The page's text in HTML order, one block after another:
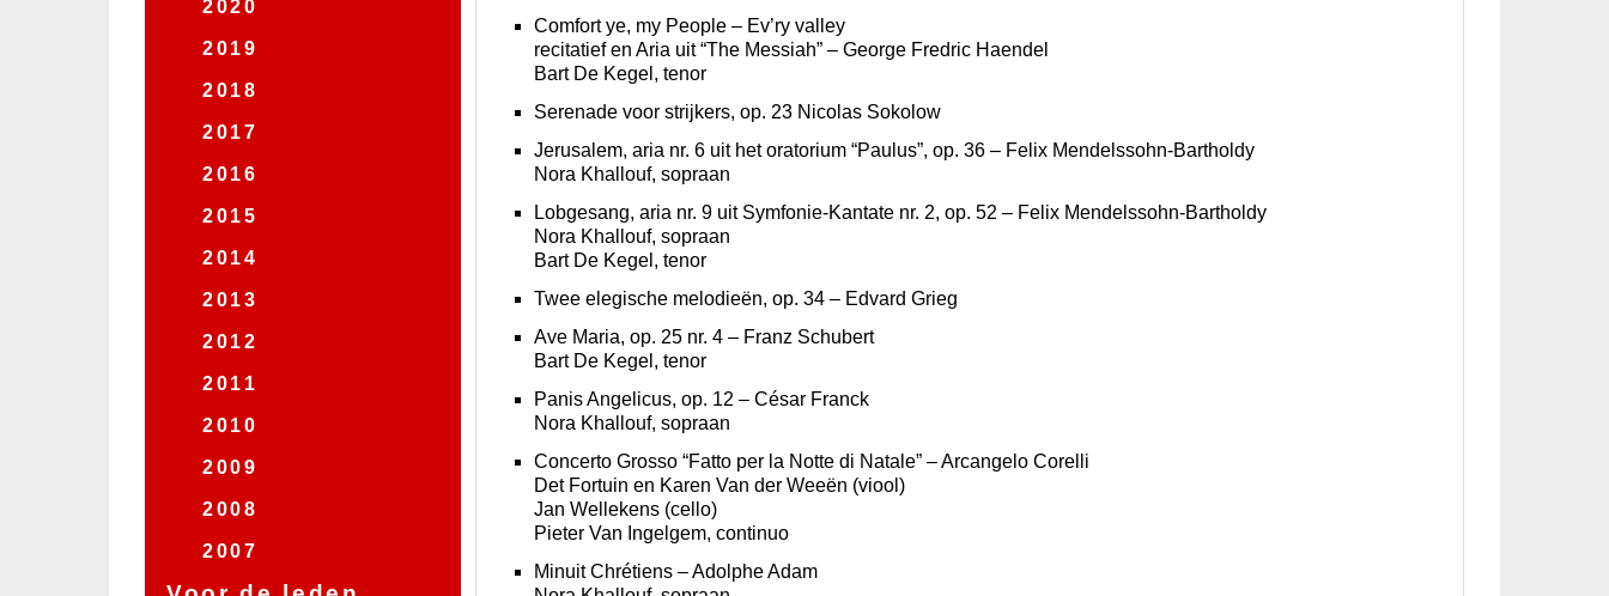
Comfort ye, my People – Ev’ry valley
recitatief en Aria uit “The Messiah” – George Fredric Haendel
Bart De Kegel, tenor
Serenade voor strijkers, op. 23 Nicolas Sokolow
Jerusalem, aria nr. 6 uit het oratorium “Paulus”, op. 36 – Felix Mendelssohn-Bartholdy
Nora Khallouf, sopraan
Lobgesang, aria nr. 9 uit Symfonie-Kantate nr. 2, op. 52 – Felix Mendelssohn-Bartholdy
Nora Khallouf, sopraan
Bart De Kegel, tenor
Twee elegische melodieën, op. 34 – Edvard Grieg
Ave Maria, op. 25 nr. 4 – Franz Schubert
Bart De Kegel, tenor
Panis Angelicus, op. 12 – César Franck
Nora Khallouf, sopraan
Concerto Grosso “Fatto per la Notte di Natale” – Arcangelo Corelli
Det Fortuin en Karen Van der Weeën (viool)
Jan Wellekens (cello)
Pieter Van Ingelgem, continuo
Minuit Chrétiens – Adolphe Adam
2020
2019
2018
2017
2016
2015
2014
2013
2012
2011
2010
2009
2008
2007